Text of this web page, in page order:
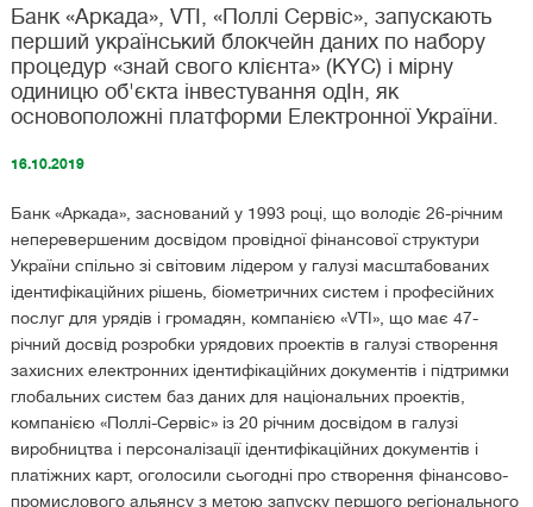
Банк «Аркада», VTI, «Поллі Сервіс», запускають
перший український блокчейн даних по набору
процедур «знай свого клієнта» (KYC) і мірну
одиницю об'єкта інвестування одIн, як
основоположні платформи Електронної України.
16.10.2019
Банк «Аркада», заснований у 1993 році, що володіє 26-річним
неперевершеним досвідом провідної фінансової структури
України спільно зі світовим лідером у галузі масштабованих
ідентифікаційних рішень, біометричних систем і професійних
послуг для урядів і громадян, компанією «VTI», що має 47-
річний досвід розробки урядових проектів в галузі створення
захисних електронних ідентифікаційних документів і підтримки
глобальних систем баз даних для національних проектів,
компанією «Поллі-Сервіс» із 20 річним досвідом в галузі
виробництва і персоналізації ідентифікаційних документів і
платіжних карт, оголосили сьогодні про створення фінансово-
промислового альянсу з метою запуску першого регіонального